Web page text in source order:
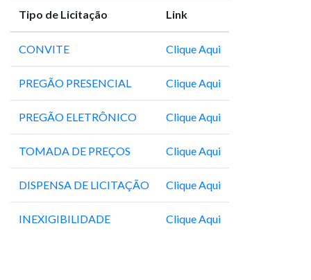
Tipo de Licitação Link
CONVITE Clique Aqui
PREGÃO PRESENCIAL Clique Aqui
PREGÃO ELETRÔNICO Clique Aqui
TOMADA DE PREÇOS Clique Aqui
DISPENSA DE LICITAÇÃO Clique Aqui
INEXIGIBILIDADE Clique Aqui